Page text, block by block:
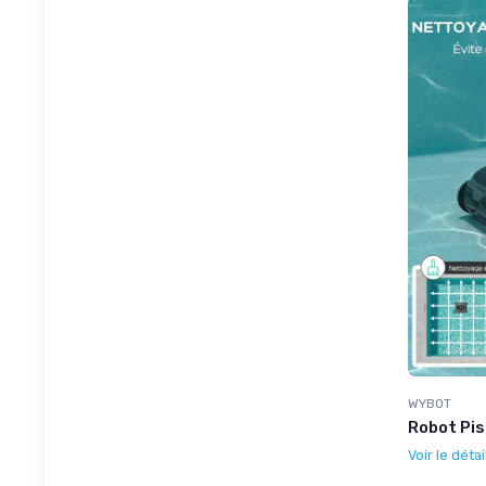
WYBOT
Robot
Voir le détail